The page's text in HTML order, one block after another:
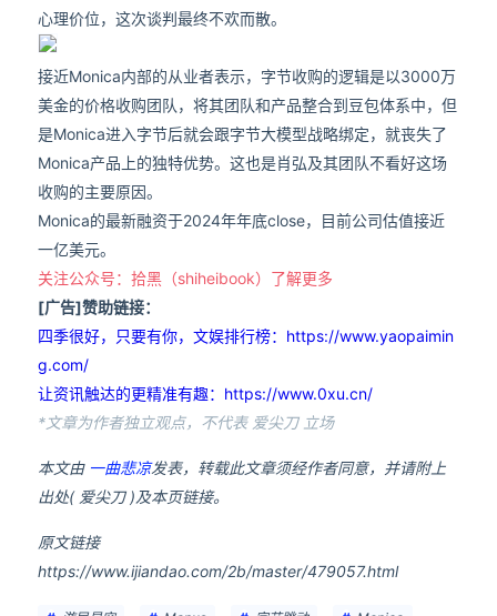
心理价位，这次谈判最终不欢而散。
接近Monica内部的从业者表示，字节收购的逻辑是以3000万
美金的价格收购团队，将其团队和产品整合到豆包体系中，但
是Monica进入字节后就会跟字节大模型战略绑定，就丧失了
Monica产品上的独特优势。这也是肖弘及其团队不看好这场
收购的主要原因。
Monica的最新融资于2024年年底close，目前公司估值接近
一亿美元。
关注公众号：拾黑（shiheibook）了解更多
[广告]赞助链接：
四季很好，只要有你，文娱排行榜：https://www.yaopaimin
g.com/
让资讯触达的更精准有趣：https://www.0xu.cn/
*文章为作者独立观点，不代表 爱尖刀 立场
本文由 一曲悲凉发表，转载此文章须经作者同意，并请附上
出处( 爱尖刀 )及本页链接。
原文链接
https://www.ijiandao.com/2b/master/479057.html